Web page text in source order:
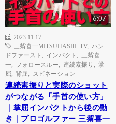
6:07
2023.11.17
三觜喜一MITSUHASHI TV, ハン
ドファースト
インパクト
三觜喜
一
フォロースルー 連続素振り
掌
屈
背屈 スピネーション
連続素振りと実際のショット
がつながる「手首の使い方」
｜掌屈インパクトから後の動
き｜プロゴルファー 三觜喜一